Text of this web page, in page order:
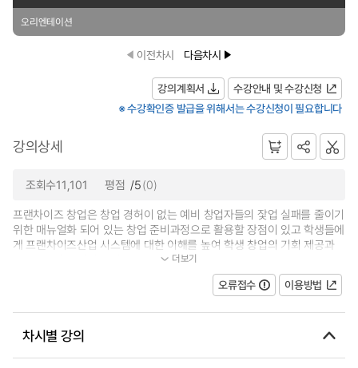
오리엔테이션
이전차시 다음차시
강의계획서
수강안내 및 수강신청
※ 수강확인증 발급을 위해서는 수강신청이 필요합니다
강의상세
조회수11,101 평점 /5(0)
프랜차이즈 창업은 창업 경허이 없는 예비 창업자들의 잧업 실패를 줄이기
위한 매뉴얼화 되어 있는 창업 준비과정으로 활용할 장점이 있고 학생들에
게 프랜차이즈산업 시스템에 대한 이해를 높여 학생 창업의 기회 제공과
가맹본부의 사회적 책임감을 느...
더보기
오류접수 이용방법
차시별 강의